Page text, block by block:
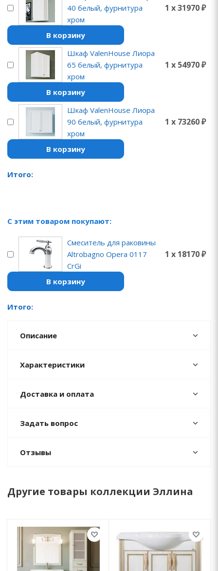
40 белый, фурнитура
хром
1 x 31970 ₽
В корзину
Шкаф ValenHouse Лиора
65 белый, фурнитура
хром
1 x 54970 ₽
В корзину
Шкаф ValenHouse Лиора
90 белый, фурнитура
хром
1 x 73260 ₽
В корзину
Итого:
С этим товаром покупают:
Смеситель для раковины
Altrobagno Opera 0117
CrGi
1 x 18170 ₽
В корзину
Итого:
Описание
Характеристики
Доставка и оплата
Задать вопрос
Отзывы
Другие товары коллекции Эллина